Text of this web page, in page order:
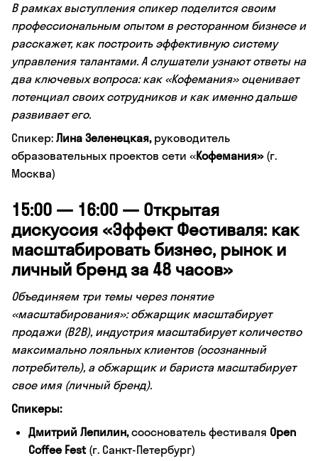
В рамках выступления спикер поделится своим
профессиональным опытом в ресторанном бизнесе и
расскажет, как построить эффективную систему
управления талантами. А слушатели узнают ответы на
два ключевых вопроса: как «Кофемания» оценивает
потенциал своих сотрудников и как именно дальше
развивает его.
Спикер: Лина Зеленецкая, руководитель
образовательных проектов сети «Кофемания» (г.
Москва)
15:00 — 16:00 — Открытая
дискуссия «Эффект Фестиваля: как
масштабировать бизнес, рынок и
личный бренд за 48 часов»
Объединяем три темы через понятие
«масштабирования»: обжарщик масштабирует
продажи (B2B), индустрия масштабирует количество
максимально лояльных клиентов (осознанный
потребитель), а обжарщик и бариста масштабирует
свое имя (личный бренд).
Спикеры:
Дмитрий Лепилин,сооснователь фестиваля Open
Coffee Fest (г. Санкт-Петербург)